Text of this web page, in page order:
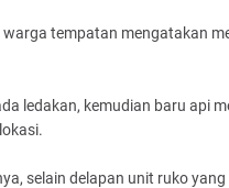
warga tempatan mengatakan
ledakan, kemudian baru api
selain delapan unit ruko